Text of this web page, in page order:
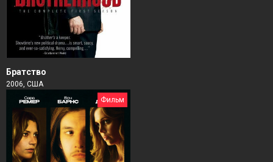
Братство
2006, США
Фильм